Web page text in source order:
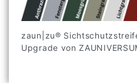
zaun|zu®
Upgrade von